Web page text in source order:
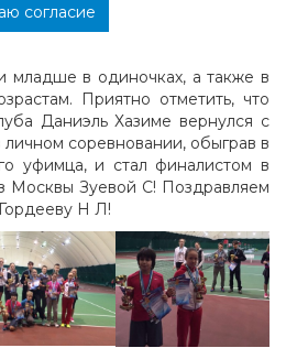
согласие
из разных городов России, этот
Турнир отмечал 22ю
младше в одиночках, а также в
Приятно отметить, что
Даниэль Хазиме вернулся с
соревновании, обыграв в
уфимца, и стал финалистом в
Москвы Зуевой С! Поздравляем
Н Л!